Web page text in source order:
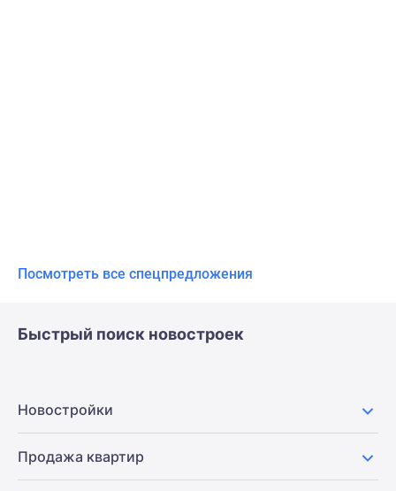
Посмотреть все спецпредложения
Быстрый поиск новостроек
Новостройки
Продажа квартир